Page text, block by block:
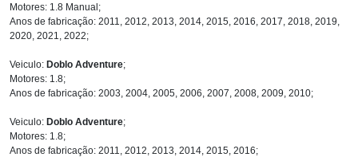
Motores: 1.8 Manual;
Anos de fabricação: 2011, 2012, 2013, 2014, 2015, 2016, 2017, 2018, 2019,
2020, 2021, 2022;
Veiculo: Doblo Adventure;
Motores: 1.8;
Anos de fabricação: 2003, 2004, 2005, 2006, 2007, 2008, 2009, 2010;
Veiculo: Doblo Adventure;
Motores: 1.8;
Anos de fabricação: 2011, 2012, 2013, 2014, 2015, 2016;